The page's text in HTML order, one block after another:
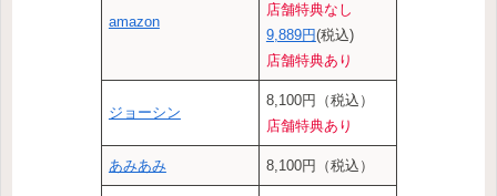
amazon
店舗特典なし
9,889円(税込)
店舗特典あり
ジョーシン
8,100円（税込）
店舗特典あり
あみあみ 8,100円（税込）